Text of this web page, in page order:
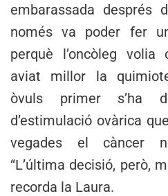
embarassada després
només va poder fer
perquè l’oncòleg
aviat millor la
òvuls primer s’ha
d’estimulació ovàrica
vegades el càncer
“L’última decisió, però,
recorda la Laura.